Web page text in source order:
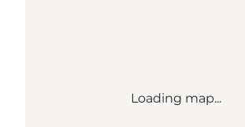
Loading map...